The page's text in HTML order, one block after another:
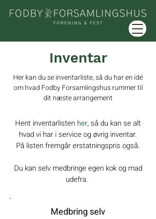
Inventar
Her kan du se inventarliste, så du har en idé
omhvad Fodby Forsamlingshus rummertil
dit næste arrangement
Hent inventarlisten her, så du kan se alt
hvad vi har i service og øvrig inventar.
På listen fremgår erstatningspris også.
Du kan selv medbringe egen kok og mad
udefra.
Medbring selv